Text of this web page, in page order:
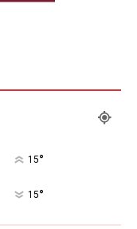
15°
15°